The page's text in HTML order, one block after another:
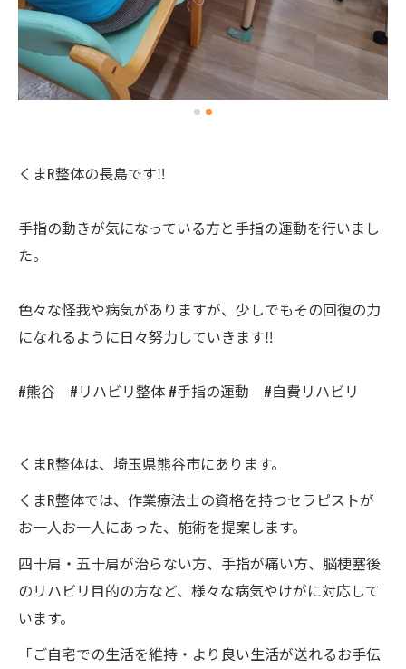
くまR整体の長島です‼️
手指の動きが気になっている方と手指の運動を行いまし
た。
色々な怪我や病気がありますが、少しでもその回復の力
になれるように日々努力していきます‼️
#熊谷 #リハビリ整体 #手指の運動 #自費リハビリ
くまR整体は、埼玉県熊谷市にあります。
くまR整体では、作業療法士の資格を持つセラピストが
お一人お一人にあった、施術を提案します。
四十肩・五十肩が治らない方、手指が痛い方、脳梗塞後
のリハビリ目的の方など、様々な病気やけがに対応して
います。
「ご自宅での生活を維持・より良い生活が送れるお手伝